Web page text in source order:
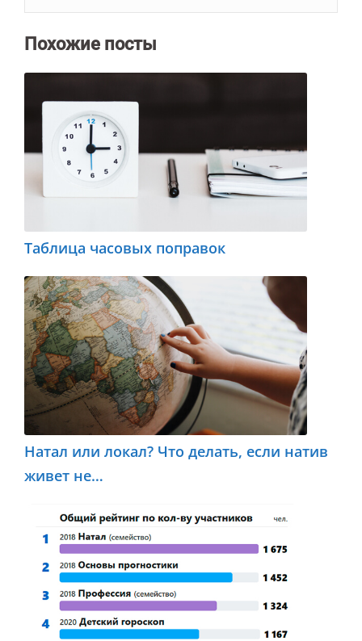
Похожие посты
Таблица часовых поправок
Натал или локал? Что делать, если натив
живет не…